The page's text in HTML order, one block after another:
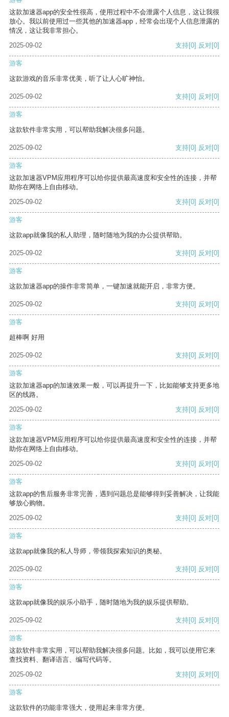
这款加速器app的安全性很高，使用过程中不会泄露个人信息，这让我很
放心。我以前使用过一些其他的加速器app，经常会出现个人信息泄露的
情况，这让我非常担心。
2025-09-02
支持[0] 反对[0]
游客
这款游戏的音乐非常优美，听了让人心旷神怡。
2025-09-02 支持[0] 反对[0]
游客
这款软件非常实用，可以帮助我解决很多问题。
2025-09-02 支持[0] 反对[0]
游客
这款加速器VPM应用程序可以给你提供最高速度和安全性的连接，并帮
助你在网络上自由移动。
2025-09-02
支持[0] 反对[0]
游客
这款app就像我的私人助理，随时随地为我的办公提供帮助。
2025-09-02 支持[0] 反对[0]
游客
这款加速器app的操作非常简单，一键加速就能开启，非常方便。
2025-09-02 支持[0] 反对[0]
游客
超棒啊 好用
2025-09-02 支持[0] 反对[0]
游客
这款加速器app的加速效果一般，可以再提升一下，比如能够支持更多地
区的线路。
2025-09-02
支持[0] 反对[0]
游客
这款加速器VPM应用程序可以给你提供最高速度和安全性的连接，并帮
助你在网络上自由移动。
2025-09-02
支持[0] 反对[0]
游客
这款app的售后服务非常完善，遇到问题总是能够得到妥善解决，让我能
够放心购物。
2025-09-02
支持[0] 反对[0]
游客
这款app就像我的私人导师，带领我探索知识的奥秘。
2025-09-02 支持[0] 反对[0]
游客
这款app就像我的娱乐小助手，随时随地为我的娱乐提供帮助。
2025-09-02 支持[0] 反对[0]
游客
这款软件非常实用，可以帮助我解决很多问题。比如，我可以使用它来
查找资料、翻译语言、编写代码等。
2025-09-02
支持[0] 反对[0]
游客
这款软件的功能非常强大，使用起来非常方便。